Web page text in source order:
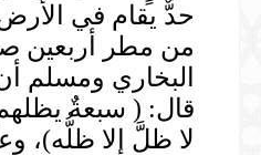
حدٌّ يقام في
من مطر أربعين
قال: ( سبعةٌ
لا ظلَّ إلا ظلُّه)،